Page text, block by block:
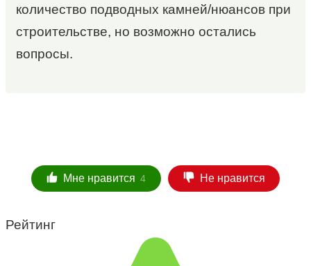
количество подводных камней/нюансов при
строительстве, но возможно остались
вопросы.
Мне нравится 4 Не нравится
Рейтинг